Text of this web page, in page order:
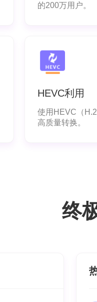
的200万用户。
HEVC利用
使用HEVC（
高质量转换。
终